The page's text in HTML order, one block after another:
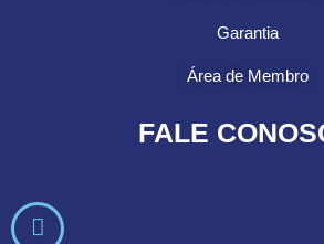
Garantia
Área de Membro
FALE